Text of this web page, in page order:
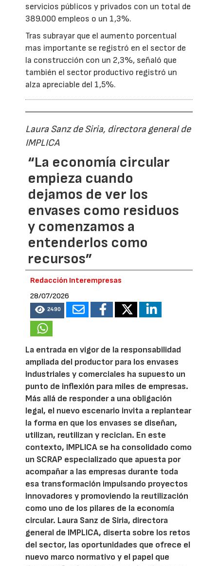
servicios públicos y privados con un total de
389.000 empleos o un 1,3%.
Tras subrayar que el aumento porcentual
mas importante se registró en el sector de
la construcción con un 2,3%, señaló que
también el sector productivo registró un
alza apreciable del 1,5%.
Laura Sanz de Siria, directora general de
IMPLICA
“La economía circular
empieza cuando
dejamos de ver los
envases como residuos
y comenzamos a
entenderlos como
recursos”
Redacción Interempresas
28/07/2026
2490
La entrada en vigor de la responsabilidad
ampliada del productor para los envases
industriales y comerciales ha supuesto un
punto de inflexión para miles de empresas.
Más allá de responder a una obligación
legal, el nuevo escenario invita a replantear
la forma en que los envases se diseñan,
utilizan, reutilizan y reciclan. En este
contexto, IMPLICA se ha consolidado como
un SCRAP especializado que apuesta por
acompañar a las empresas durante toda
esa transformación impulsando proyectos
innovadores y promoviendo la reutilización
como uno de los pilares de la economía
circular. Laura Sanz de Siria, directora
general de IMPLICA, diserta sobre los retos
del sector, las oportunidades que ofrece el
nuevo marco normativo y el papel que